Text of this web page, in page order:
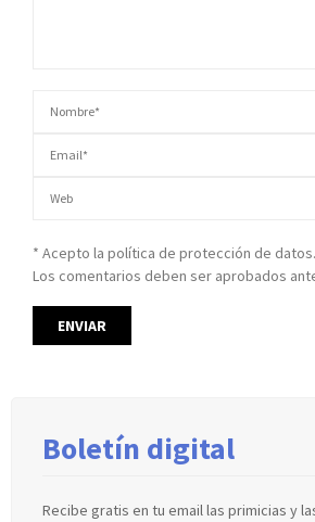
* Acepto la política de protección de datos.
Los comentarios deben ser aprobados
Boletín digital
Recibe gratis en tu email las primicias y